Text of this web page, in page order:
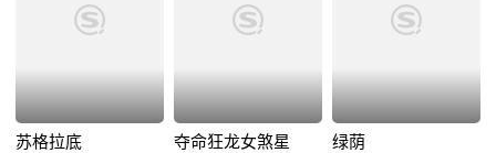
苏格拉底 夺命狂龙女煞星 绿荫